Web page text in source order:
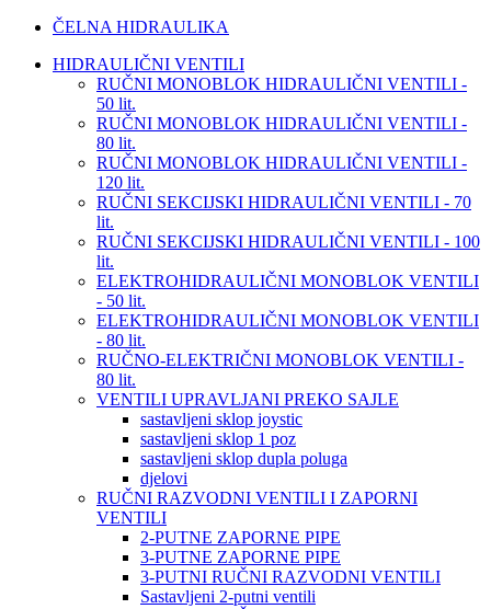
ČELNA HIDRAULIKA
HIDRAULIČNI VENTILI
RUČNI MONOBLOK HIDRAULIČNI VENTILI -
50 lit.
RUČNI MONOBLOK HIDRAULIČNI VENTILI -
80 lit.
RUČNI MONOBLOK HIDRAULIČNI VENTILI -
120 lit.
RUČNI SEKCIJSKI HIDRAULIČNI VENTILI - 70
lit.
RUČNI SEKCIJSKI HIDRAULIČNI VENTILI - 100
lit.
ELEKTROHIDRAULIČNI MONOBLOK VENTILI
- 50 lit.
ELEKTROHIDRAULIČNI MONOBLOK VENTILI
- 80 lit.
RUČNO-ELEKTRIČNI MONOBLOK VENTILI -
80 lit.
VENTILI UPRAVLJANI PREKO SAJLE
sastavljeni sklop joystic
sastavljeni sklop 1 poz
sastavljeni sklop dupla poluga
djelovi
RUČNI RAZVODNI VENTILI I ZAPORNI
VENTILI
2-PUTNE ZAPORNE PIPE
3-PUTNE ZAPORNE PIPE
3-PUTNI RUČNI RAZVODNI VENTILI
Sastavljeni 2-putni ventili